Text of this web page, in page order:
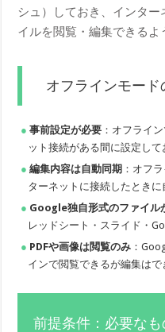
シュ）しておき、インタ
イルを閲覧・編集できるよ
オフラインモード
事前設定が必要 ：オフライ
ット接続がある間に設定し
編集内容は自動同期 ：オフ
ターネットに接続したとき
Google独自形式のファイル
レッドシート・スライド・
PDFや画像は閲覧のみ ：
インで閲覧できるが編集はで
前提条件：必要なも